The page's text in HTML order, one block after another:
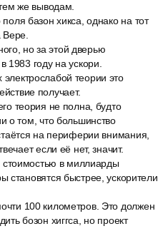
же выводам.
базон хикса, однако на тот
но за этой дверью
1983 году на ускори.
теории это
получает.
теория не полна, будто
о том, что большинство
на периферии внимания,
если её нет, значит.
стоимостью в миллиарды
становятся быстрее, ускорители
100 километров. Это должен
бозон хиггса, но проект